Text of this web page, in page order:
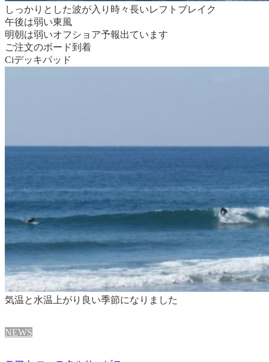
しっかりとした波が入り時々長いレフトブレイク
午後は弱い東風
明朝は弱いオフショア予報出ています
ご注文のボード到着
Ciデッキパッド
気温と水温上がり良い季節になりました
NEWS